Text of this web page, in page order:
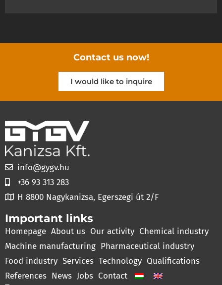
Contact us now!
I would like to inquire
info@gygv.hu
+36 93 313 283
H 8800 Nagykanizsa, Egerszegi út 2/F
Important links
Homepage About us Our activity Chemical industry
Machine manufacturing Pharmaceutical industry
Food industry Services Technology Qualifications
References News Jobs Contact